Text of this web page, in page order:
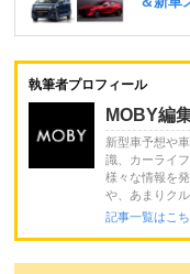
執筆者プロフィール
MOBY編
新型車予想や
識、カーライ
様々な情報を
や、あまりクル
記事一覧はこ